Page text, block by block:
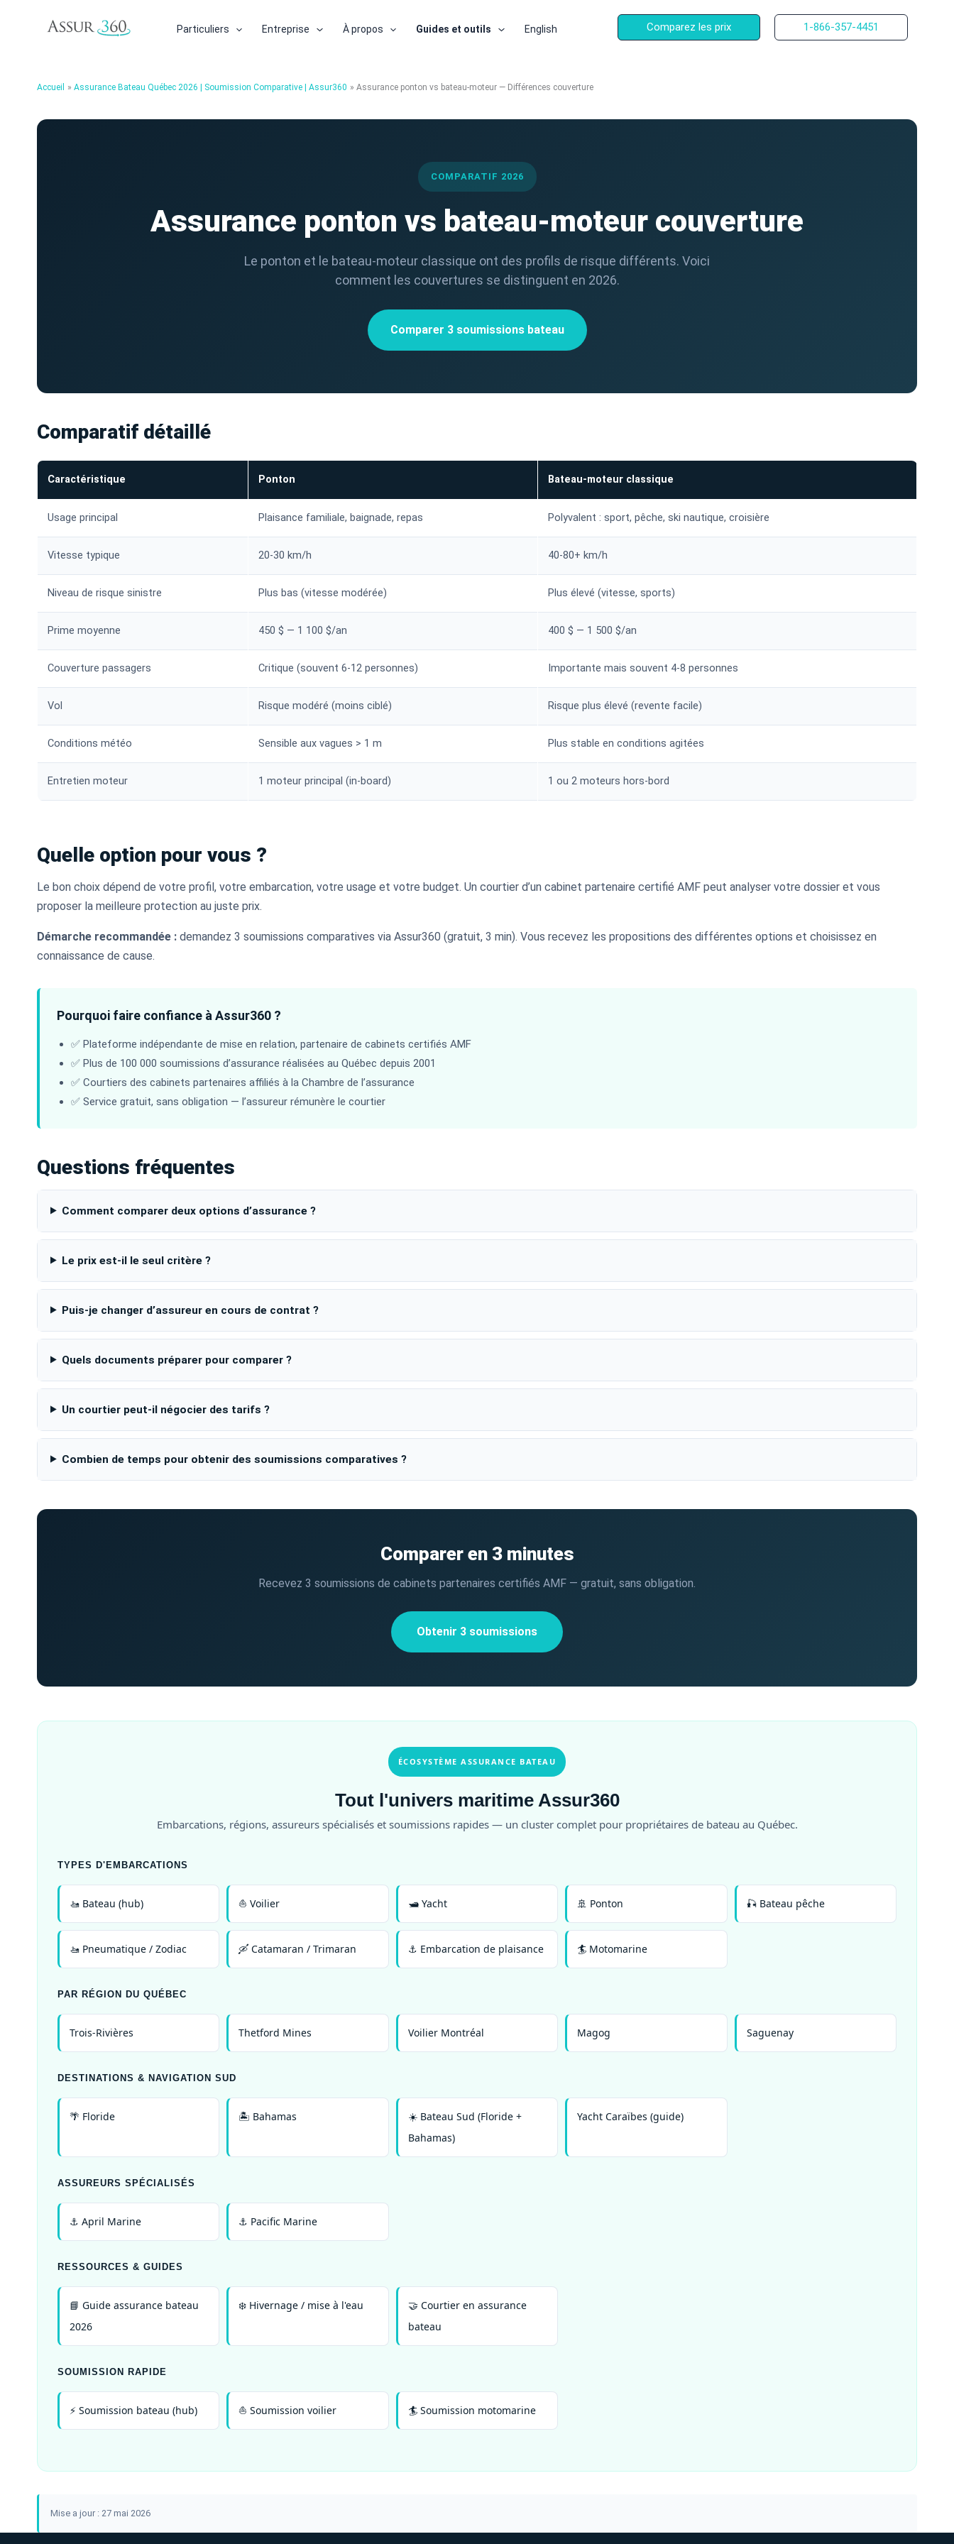
Particuliers Entreprise À propos Guides et outils English Comparez les prix 1-866-357-4451
Accueil Assurance Bateau Québec 2026 | Soumission Comparative | Assur360 Assurance ponton vs bateau-moteur — Différences couverture
COMPARATIF 2026
Assurance ponton vs bateau-moteur couverture
Le ponton et le bateau-moteur classique ont des profils de risque différents. Voici
comment les couvertures se distinguent en 2026.
Comparer 3 soumissions bateau
Comparatif détaillé
Caractéristique Ponton Bateau-moteur classique
Usage principal Plaisance familiale, baignade, repas Polyvalent : sport, pêche, ski nautique, croisière
Vitesse typique 20-30 km/h 40-80+ km/h
Niveau de risque sinistre Plus bas (vitesse modérée) Plus élevé (vitesse, sports)
Prime moyenne 450 $ — 1 100 $/an 400 $ — 1 500 $/an
Couverture passagers Critique (souvent 6-12 personnes) Importante mais souvent 4-8 personnes
Vol Risque modéré (moins ciblé) Risque plus élevé (revente facile)
Conditions météo Sensible aux vagues > 1 m Plus stable en conditions agitées
Entretien moteur 1 moteur principal (in-board) 1 ou 2 moteurs hors-bord
Quelle option pour vous ?
Le bon choix dépend de votre profil, votre embarcation, votre usage et votre budget. Un courtier d’un cabinet partenaire certifié AMF peut analyser votre dossier et vous
proposer la meilleure protection au juste prix.
Démarche recommandée : demandez 3 soumissions comparatives via Assur360 (gratuit, 3 min). Vous recevez les propositions des différentes options et choisissez en
connaissance de cause.
Pourquoi faire confiance à Assur360 ?
✅ Plateforme indépendante de mise en relation, partenaire de cabinets certifiés AMF
✅ Plus de 100 000 soumissions d’assurance réalisées au Québec depuis 2001
✅ Courtiers des cabinets partenaires affiliés à la Chambre de l’assurance
✅ Service gratuit, sans obligation — l’assureur rémunère le courtier
Questions fréquentes
Comment comparer deux options d’assurance ?
Le prix est-il le seul critère ?
Puis-je changer d’assureur en cours de contrat ?
Quels documents préparer pour comparer ?
Un courtier peut-il négocier des tarifs ?
Combien de temps pour obtenir des soumissions comparatives ?
Comparer en 3 minutes
Recevez 3 soumissions de cabinets partenaires certifiés AMF — gratuit, sans obligation.
Obtenir 3 soumissions
ÉCOSYSTÈME ASSURANCE BATEAU
Tout l'univers maritime Assur360
Embarcations, régions, assureurs spécialisés et soumissions rapides — un cluster complet pour propriétaires de bateau au Québec.
TYPES D'EMBARCATIONS
🚤 Bateau (hub) ⛵ Voilier 🛥️ Yacht 🚢 Ponton 🎣 Bateau pêche
🚤 Pneumatique / Zodiac 🛶 Catamaran / Trimaran ⚓ Embarcation de plaisance 🏄 Motomarine
PAR RÉGION DU QUÉBEC
Trois-Rivières Thetford Mines Voilier Montréal Magog Saguenay
DESTINATIONS & NAVIGATION SUD
🌴 Floride 🏝️ Bahamas
☀️ Bateau Sud (Floride +
Bahamas)
Yacht Caraïbes (guide)
ASSUREURS SPÉCIALISÉS
⚓ April Marine ⚓ Pacific Marine
RESSOURCES & GUIDES
📘 Guide assurance bateau
2026
❄️ Hivernage / mise à l'eau
🤝 Courtier en assurance
bateau
SOUMISSION RAPIDE
⚡ Soumission bateau (hub) ⛵ Soumission voilier 🏄 Soumission motomarine
Mise a jour : 27 mai 2026